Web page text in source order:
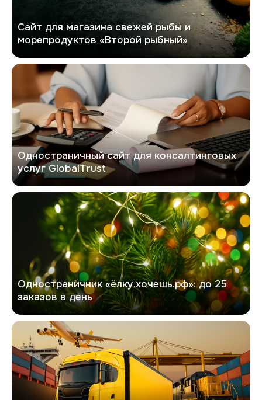
Сайт для магазина свежей рыбы и
морепродуктов «Второй рыбный»
GlobalTrust
Одностраничный сайт для консалтинговых
услуг GlobalTrust
Хочешь елку
Одностраничник «ёлку.хочешь.рф»: до 25
заказов в день
Фаст Автотранс